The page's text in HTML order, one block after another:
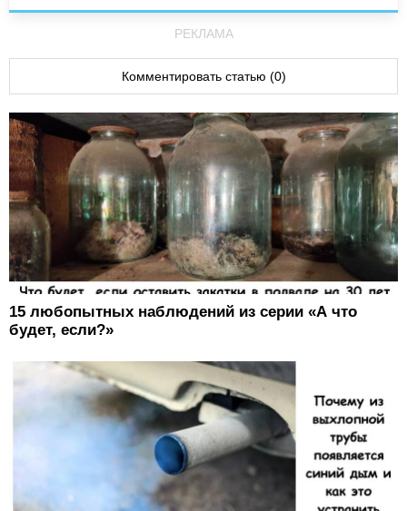
РЕКЛАМА
Комментировать статью (0)
15 любопытных наблюдений из серии «А что
будет, если?»